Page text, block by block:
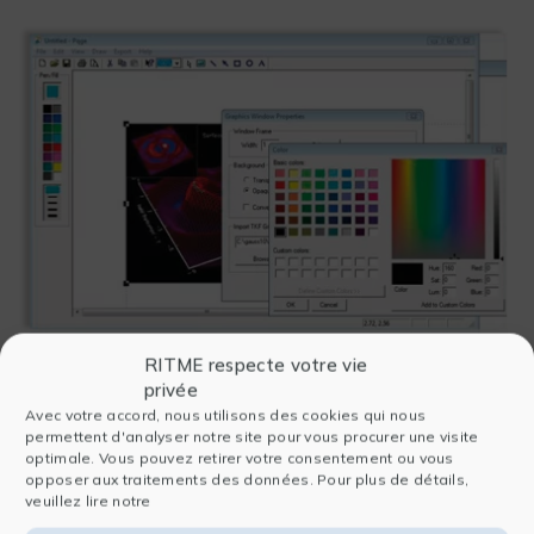
RITME respecte votre vie
privée
Avec votre accord, nous utilisons des cookies qui nous
permettent d'analyser notre site pour vous procurer une visite
optimale. Vous pouvez retirer votre consentement ou vous
opposer aux traitements des données. Pour plus de détails,
veuillez lire notre
Werkzeuge, die Sie benötigen
GAUSS verfügt über mehr als 450 hochoptimierte
eingebaute mathematische Funktionen, darunter
LAPACK-, EISPACK- und BLAS-Bibliotheken,
Faktorisierung, Zerlegungen, Eigenwerte, Verteilungen
und Funktionen zum Lösen von Gleichungen, um Ihnen